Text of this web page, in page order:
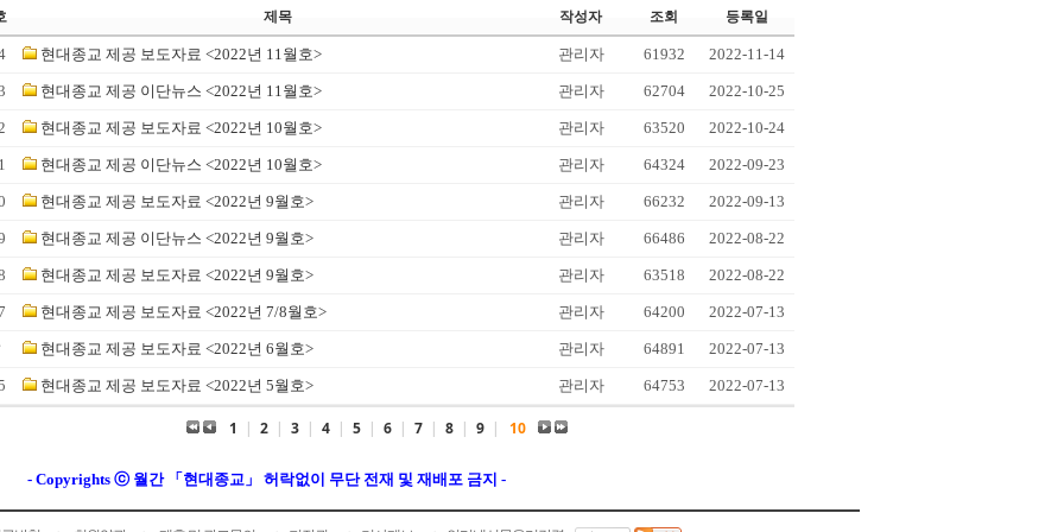
제목 작성자 조회 등록일
현대종교 제공 보도자료 <2022년 11월호> 관리자 61932 2022-11-14
현대종교 제공 이단뉴스 <2022년 11월호> 관리자 62704 2022-10-25
현대종교 제공 보도자료 <2022년 10월호> 관리자 63520 2022-10-24
현대종교 제공 이단뉴스 <2022년 10월호> 관리자 64324 2022-09-23
현대종교 제공 보도자료 <2022년 9월호> 관리자 66232 2022-09-13
현대종교 제공 이단뉴스 <2022년 9월호> 관리자 66486 2022-08-22
현대종교 제공 보도자료 <2022년 9월호> 관리자 63518 2022-08-22
현대종교 제공 보도자료 <2022년 7/8월호> 관리자 64200 2022-07-13
현대종교 제공 보도자료 <2022년 6월호> 관리자 64891 2022-07-13
현대종교 제공 보도자료 <2022년 5월호> 관리자 64753 2022-07-13
1 | 2 | 3 | 4 | 5 | 6 | 7 | 8 | 9 | 10
- Copyrights ⓒ 월간 「현대종교」 허락없이 무단 전재 및 재배포 금지 -